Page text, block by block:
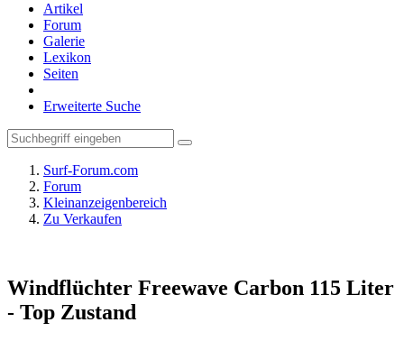
Artikel
Forum
Galerie
Lexikon
Seiten
Erweiterte Suche
Surf-Forum.com
Forum
Kleinanzeigenbereich
Zu Verkaufen
Windflüchter Freewave Carbon 115 Liter
- Top Zustand